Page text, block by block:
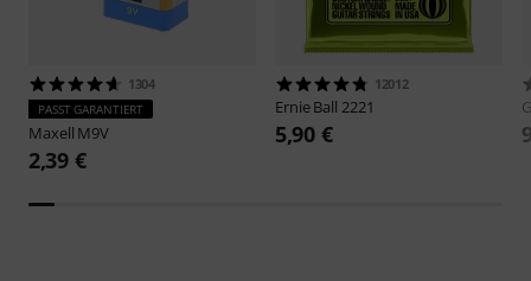
1304
PASST GARANTIERT
Maxell M9V
2,39 €
12012
Ernie Ball 2221
5,90 €